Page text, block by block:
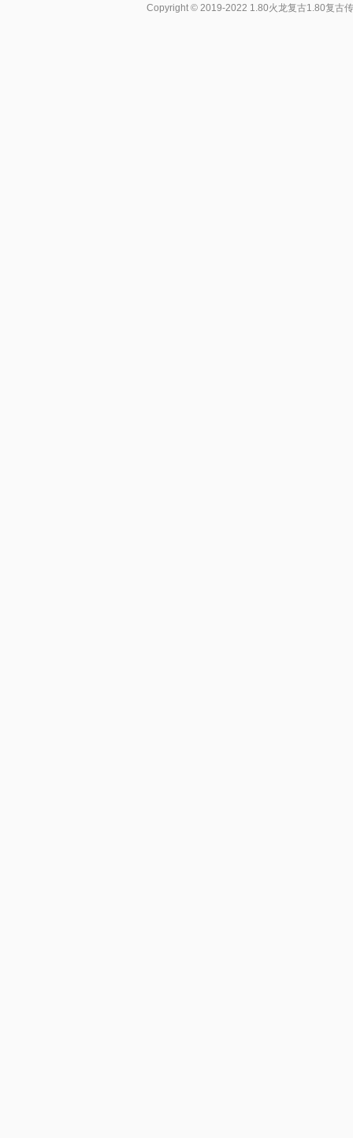
Copyright © 2019-2022 1.80火龙复古1.80复古